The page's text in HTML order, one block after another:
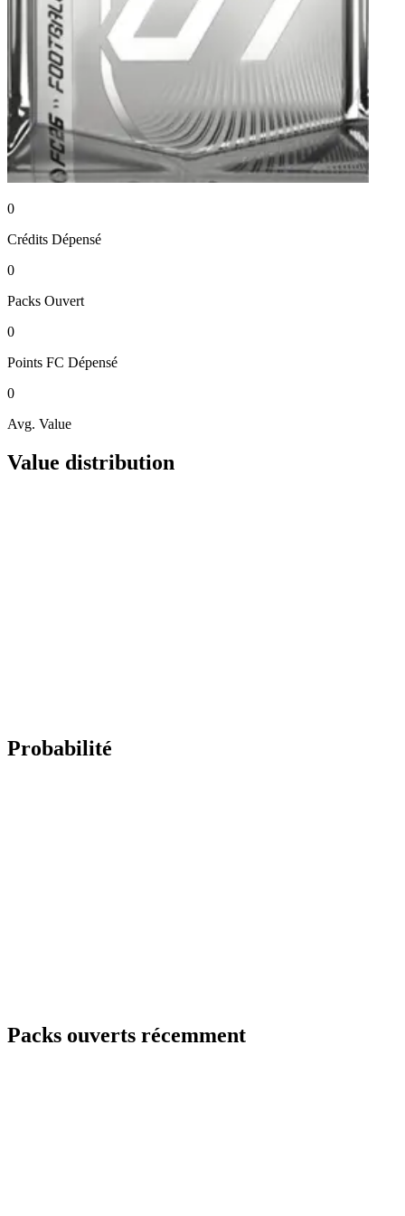
0
Crédits Dépensé
0
Packs Ouvert
0
Points FC Dépensé
0
Avg. Value
Value distribution
Probabilité
Packs ouverts récemment